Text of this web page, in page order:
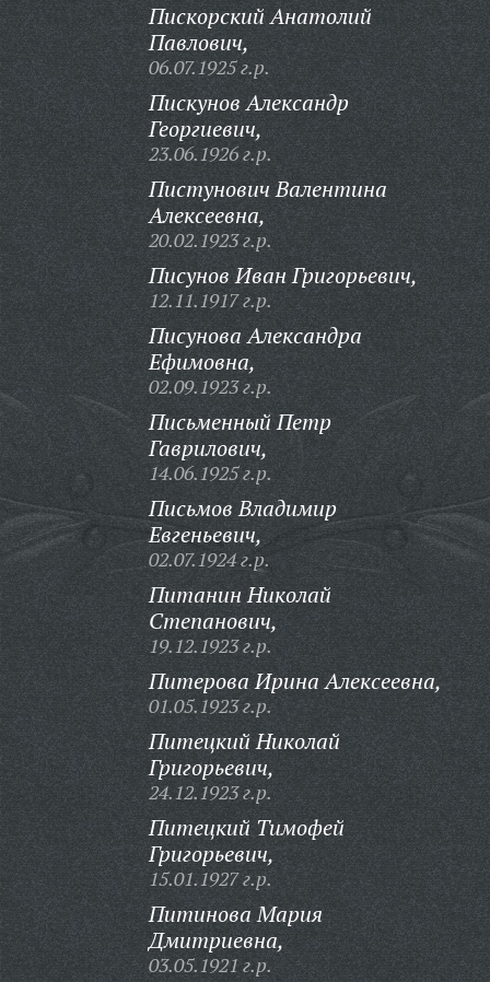
Пискорский Анатолий
Павлович,
06.07.1925 г.р.
Пискунов Александр
Георгиевич,
23.06.1926 г.р.
Пистунович Валентина
Алексеевна,
20.02.1923 г.р.
Писунов Иван Григорьевич,
12.11.1917 г.р.
Писунова Александра
Ефимовна,
02.09.1923 г.р.
Письменный Петр
Гаврилович,
14.06.1925 г.р.
Письмов Владимир
Евгеньевич,
02.07.1924 г.р.
Питанин Николай
Степанович,
19.12.1923 г.р.
Питерова Ирина Алексеевна,
01.05.1923 г.р.
Питецкий Николай
Григорьевич,
24.12.1923 г.р.
Питецкий Тимофей
Григорьевич,
15.01.1927 г.р.
Питинова Мария
Дмитриевна,
03.05.1921 г.р.